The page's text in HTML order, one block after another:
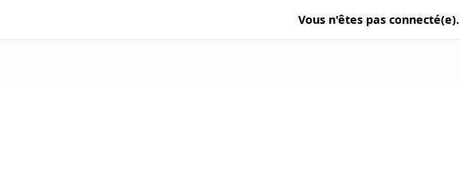
Vous n'êtes pas connecté(e).